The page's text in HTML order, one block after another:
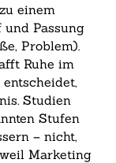
einem
und Passung
Problem).
Ruhe im
Studien
Stufen
– nicht,
Marketing